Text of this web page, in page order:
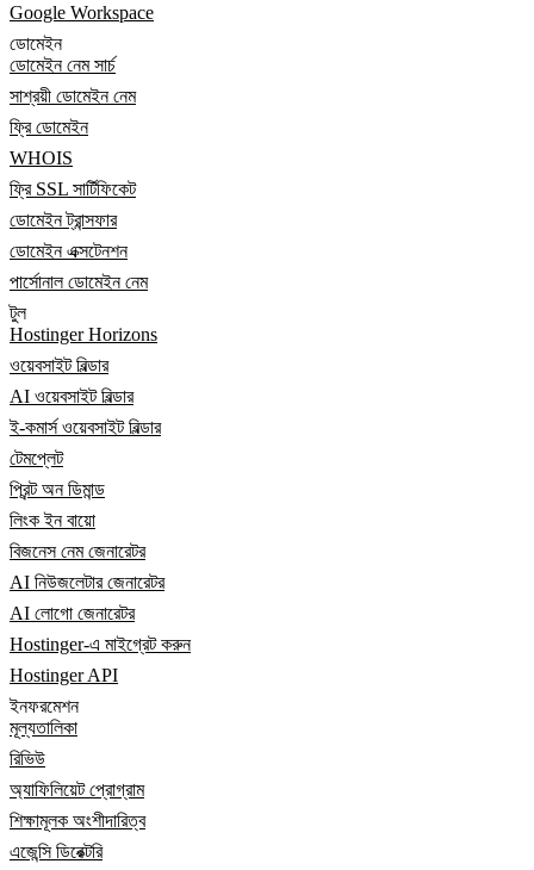
Google Workspace
ডোমেইন
ডোমেইন নেম সার্চ
সাশ্রয়ী ডোমেইন নেম
ফ্রি ডোমেইন
WHOIS
ফ্রি SSL সার্টিফিকেট
ডোমেইন ট্রান্সফার
ডোমেইন এক্সটেনশন
পার্সোনাল ডোমেইন নেম
টুল
Hostinger Horizons
ওয়েবসাইট বিল্ডার
AI ওয়েবসাইট বিল্ডার
ই-কমার্স ওয়েবসাইট বিল্ডার
টেমপ্লেট
প্রিন্ট অন ডিমান্ড
লিংক ইন বায়ো
বিজনেস নেম জেনারেটর
AI নিউজলেটার জেনারেটর
AI লোগো জেনারেটর
Hostinger-এ মাইগ্রেট করুন
Hostinger API
ইনফরমেশন
মূল্যতালিকা
রিভিউ
অ্যাফিলিয়েট প্রোগ্রাম
শিক্ষামূলক অংশীদারিত্ব
এজেন্সি ডিরেক্টরি